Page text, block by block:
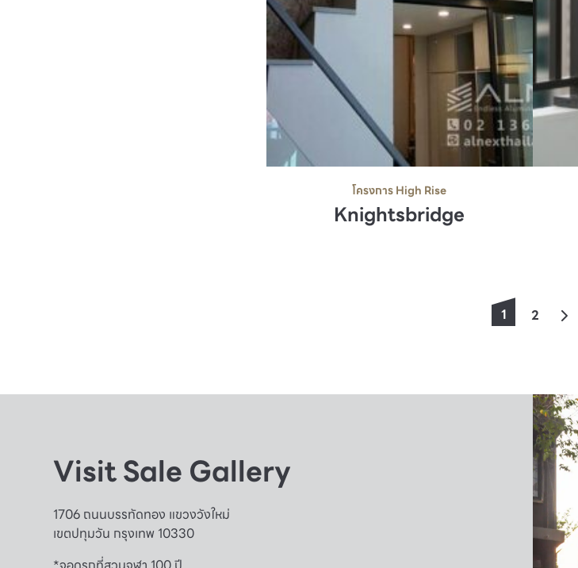
โครงการ High Rise
Knightsbridge
1 2
Visit Sale Gallery
1706 ถนนบรรทัดทอง แขวงวังใหม่
เขตปทุมวัน กรุงเทพ 10330